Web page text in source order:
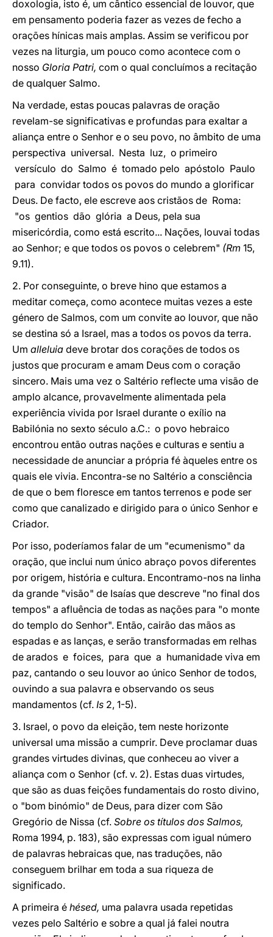
doxologia, isto é, um cântico essencial de louvor, que
em pensamento poderia fazer as vezes de fecho a
orações hínicas mais amplas. Assim se verificou por
vezes na liturgia, um pouco como acontece com o
nosso Gloria Patri, com o qual concluímos a recitação
de qualquer Salmo.
Na verdade, estas poucas palavras de oração
revelam-se significativas e profundas para exaltar a
aliança entre o Senhor e o seu povo, no âmbito de uma
perspectiva universal. Nesta luz, o primeiro
versículo do Salmo é tomado pelo apóstolo Paulo
para convidar todos os povos do mundo a glorificar
Deus. De facto, ele escreve aos cristãos de Roma:
"os gentios dão glória a Deus, pela sua
misericórdia, como está escrito... Nações, louvai todas
ao Senhor; e que todos os povos o celebrem" (Rm 15,
9.11).
2. Por conseguinte, o breve hino que estamos a
meditar começa, como acontece muitas vezes a este
género de Salmos, com um convite ao louvor, que não
se destina só a Israel, mas a todos os povos da terra.
Um alleluia deve brotar dos corações de todos os
justos que procuram e amam Deus com o coração
sincero. Mais uma vez o Saltério reflecte uma visão de
amplo alcance, provavelmente alimentada pela
experiência vivida por Israel durante o exílio na
Babilónia no sexto século a.C.: o povo hebraico
encontrou então outras nações e culturas e sentiu a
necessidade de anunciar a própria fé àqueles entre os
quais ele vivia. Encontra-se no Saltério a consciência
de que o bem floresce em tantos terrenos e pode ser
como que canalizado e dirigido para o único Senhor e
Criador.
Por isso, poderíamos falar de um "ecumenismo" da
oração, que inclui num único abraço povos diferentes
por origem, história e cultura. Encontramo-nos na linha
da grande "visão" de Isaías que descreve "no final dos
tempos" a afluência de todas as nações para "o monte
do templo do Senhor". Então, cairão das mãos as
espadas e as lanças, e serão transformadas em relhas
de arados e foices, para que a humanidade viva em
paz, cantando o seu louvor ao único Senhor de todos,
ouvindo a sua palavra e observando os seus
mandamentos (cf. Is 2, 1-5).
3. Israel, o povo da eleição, tem neste horizonte
universal uma missão a cumprir. Deve proclamar duas
grandes virtudes divinas, que conheceu ao viver a
aliança com o Senhor (cf. v. 2). Estas duas virtudes,
que são as duas feições fundamentais do rosto divino,
o "bom binómio" de Deus, para dizer com São
Gregório de Nissa (cf. Sobre os títulos dos Salmos,
Roma 1994, p. 183), são expressas com igual número
de palavras hebraicas que, nas traduções, não
conseguem brilhar em toda a sua riqueza de
significado.
A primeira é hésed, uma palavra usada repetidas
vezes pelo Saltério e sobre a qual já falei noutra